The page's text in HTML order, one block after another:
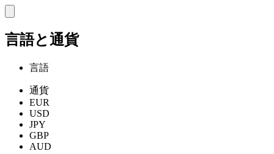
言語と通貨
言語
通貨
EUR
USD
JPY
GBP
AUD